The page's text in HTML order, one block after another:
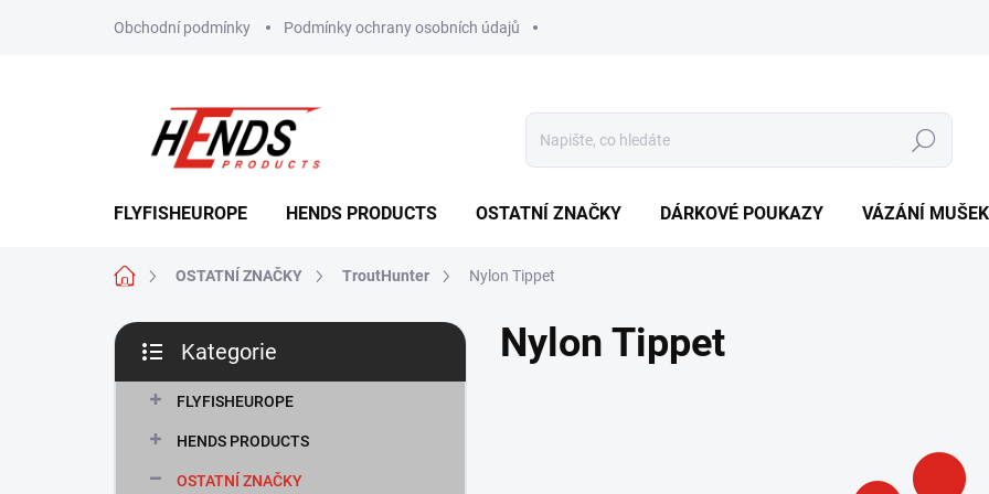
Obchodní podmínky Podmínky ochrany osobních údajů
Hledat
FLYFISHEUROPE HENDS PRODUCTS OSTATNÍ ZNAČKY DÁRKOVÉ POUKAZY VÁZÁNÍ MUŠEK
Domů OSTATNÍ ZNAČKY TroutHunter Nylon Tippet
P
s
kategorie
Kategorie
FLYFISHEUROPE
HENDS PRODUCTS
OSTATNÍ ZNAČKY
Nylon Tippet